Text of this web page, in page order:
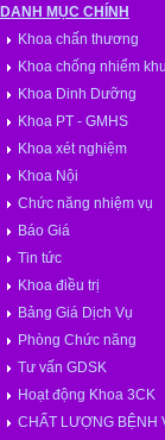
DANH MỤC CHÍNH
Khoa chấn thương
Khoa chống nhiểm
Khoa Dinh Dưỡng
Khoa PT - GMHS
Khoa xét nghiệm
Khoa Nội
Chức năng nhiệm vụ
Báo Giá
Tin tức
Khoa điều trị
Bảng Giá Dịch Vụ
Phòng Chức năng
Tư vấn GDSK
Hoạt động Khoa 3CK
CHẤT LƯỢNG BỆNH